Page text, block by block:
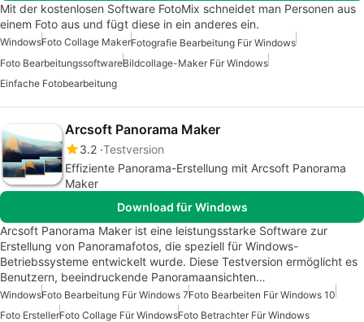
Mit der kostenlosen Software FotoMix schneidet man Personen aus
einem Foto aus und fügt diese in ein anderes ein.
WindowsFoto Collage MakerFotografie Bearbeitung Für Windows
Foto BearbeitungssoftwareBildcollage-Maker Für Windows
Einfache Fotobearbeitung
Arcsoft Panorama Maker
3.2 Testversion
Effiziente Panorama-Erstellung mit Arcsoft Panorama
Maker
Download für Windows
Arcsoft Panorama Maker ist eine leistungsstarke Software zur
Erstellung von Panoramafotos, die speziell für Windows-
Betriebssysteme entwickelt wurde. Diese Testversion ermöglicht es
Benutzern, beeindruckende Panoramaansichten…
WindowsFoto Bearbeitung Für Windows 7Foto Bearbeiten Für Windows 10
Foto ErstellerFoto Collage Für WindowsFoto Betrachter Für Windows